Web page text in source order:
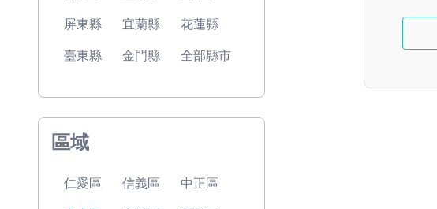
屏東縣 宜蘭縣 花蓮縣
臺東縣 金門縣 全部縣市
區域
仁愛區 信義區 中正區